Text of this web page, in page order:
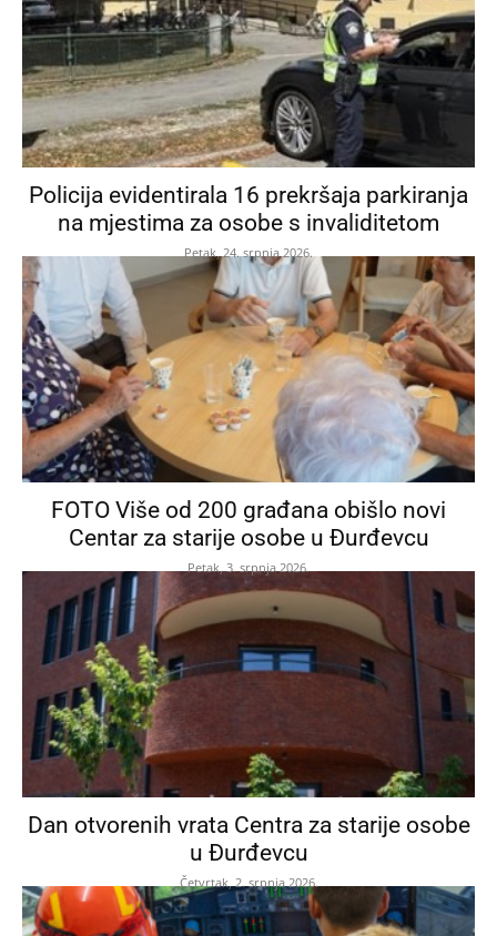
Policija evidentirala 16 prekršaja parkiranja
na mjestima za osobe s invaliditetom
Petak, 24. srpnja 2026.
FOTO Više od 200 građana obišlo novi
Centar za starije osobe u Đurđevcu
Petak, 3. srpnja 2026.
Dan otvorenih vrata Centra za starije osobe
u Đurđevcu
Četvrtak, 2. srpnja 2026.